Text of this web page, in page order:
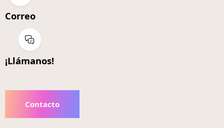
Correo
¡Llámanos!
Contacto